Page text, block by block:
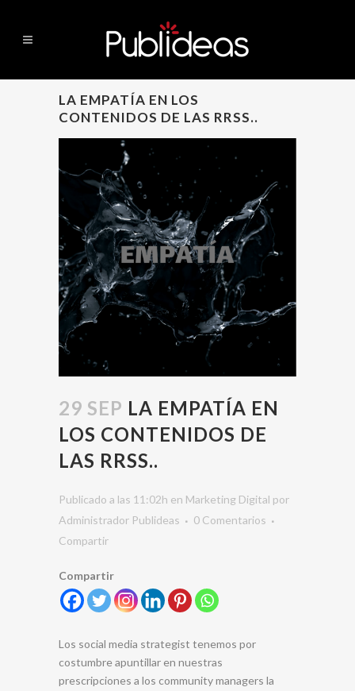
LA EMPATÍA EN LOS
CONTENIDOS DE LAS RRSS..
29 SEP LA EMPATÍA EN
LOS CONTENIDOS DE
LAS RRSS..
Publicado a las 11:02h en Marketing Digital por
Administrador Publideas
0 Comentarios
Compartir
Compartir
Los social media strategist tenemos por
costumbre apuntillar en nuestras
prescripciones a los community managers la